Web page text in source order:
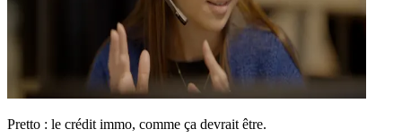
Pretto : le crédit immo, comme ça devrait être.